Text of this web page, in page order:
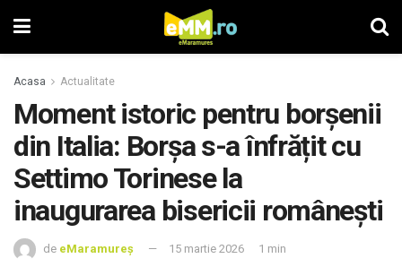
Acasa Actualitate
Moment istoric pentru borșenii
din Italia: Borșa s-a înfrățit cu
Settimo Torinese la
inaugurarea bisericii românești
de eMaramureș 15 martie 2026 1 min